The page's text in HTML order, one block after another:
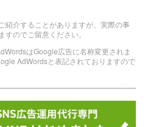
紹介することがありますが、実際の事
のでご留意ください。
はGoogle広告に名称変更されま
AdWordsと表記されておりますので